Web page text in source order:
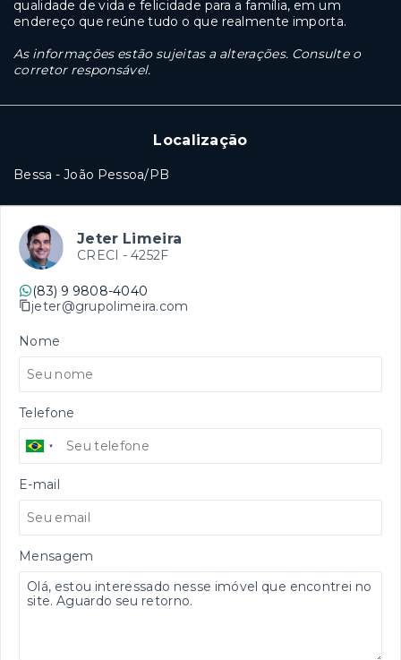
qualidade de vida e felicidade para a família, em um
endereço que reúne tudo o que realmente importa.
As informações estão sujeitas a alterações. Consulte o
corretor responsável.
Localização
Bessa - João Pessoa/PB
Jeter Limeira
CRECI - 4252F
(83) 9 9808-4040
jeter@grupolimeira.com
Nome
Telefone
E-mail
Mensagem